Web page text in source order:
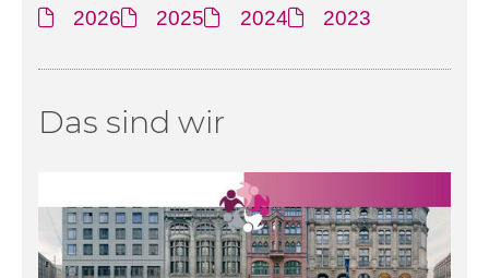
2026 2025 2024 2023
Das sind wir